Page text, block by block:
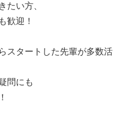
たい方、
歓迎！
スタートした先輩が多数活
問にも